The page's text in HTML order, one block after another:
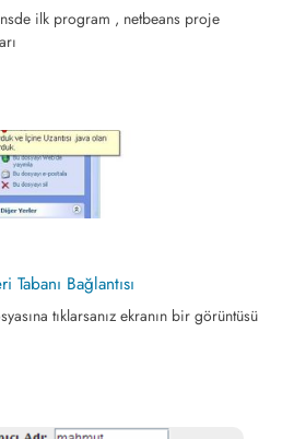
ilk program , netbeans proje
Bağlantısı
tıklarsanız ekranın bir görüntüsü